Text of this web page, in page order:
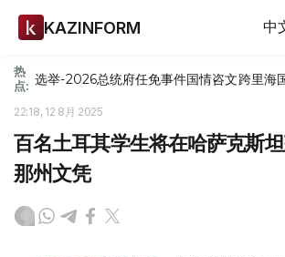
KAZINFORM 中
热
点: 选举-2026总统府任免事件国情咨文跨里海
22:18, 12 8月 2025
百名土耳其学生将在哈萨克斯
那州文凭